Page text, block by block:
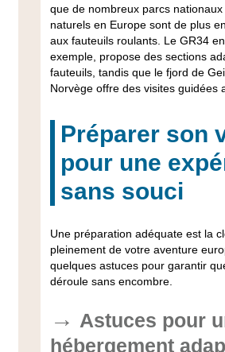
que de nombreux parcs
naturels en Europe sont de plus
aux fauteuils roulants. Le GR34
exemple, propose des sections
fauteuils, tandis que le fjord de
Norvège offre des visites guidées
Préparer son
pour une
sans souci
Une préparation adéquate est la
pleinement de votre aventure
quelques astuces pour garantir
déroule sans encombre.
Astuces pour
hébergement